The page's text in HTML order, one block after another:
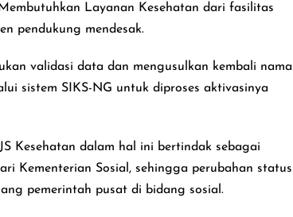
Layanan Kesehatan dari fasilitas
pendukung mendesak.
validasi data dan mengusulkan kembali nama
sistem SIKS-NG untuk diproses aktivasinya
Kesehatan dalam hal ini bertindak sebagai
Kementerian Sosial, sehingga perubahan status
pemerintah pusat di bidang sosial.